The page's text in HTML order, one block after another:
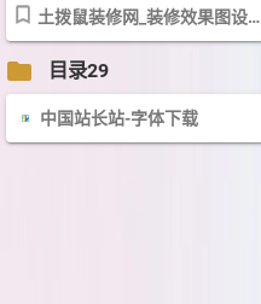
土拨鼠装修网_装修效果图设计与装修公司互动平台
folder 目录29
中国站长站-字体下载